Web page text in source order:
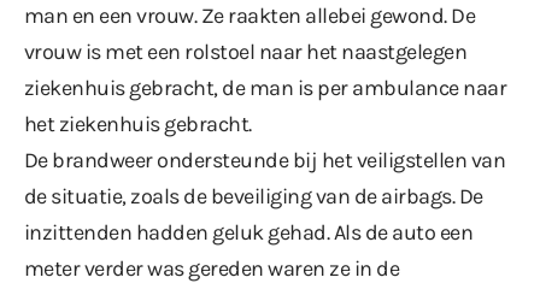
man en een vrouw. Ze raakten allebei gewond. De
vrouw is met een rolstoel naar het naastgelegen
ziekenhuis gebracht, de man is per ambulance naar
het ziekenhuis gebracht.
De brandweer ondersteunde bij het veiligstellen van
de situatie, zoals de beveiliging van de airbags. De
inzittenden hadden geluk gehad. Als de auto een
meter verder was gereden waren ze in de